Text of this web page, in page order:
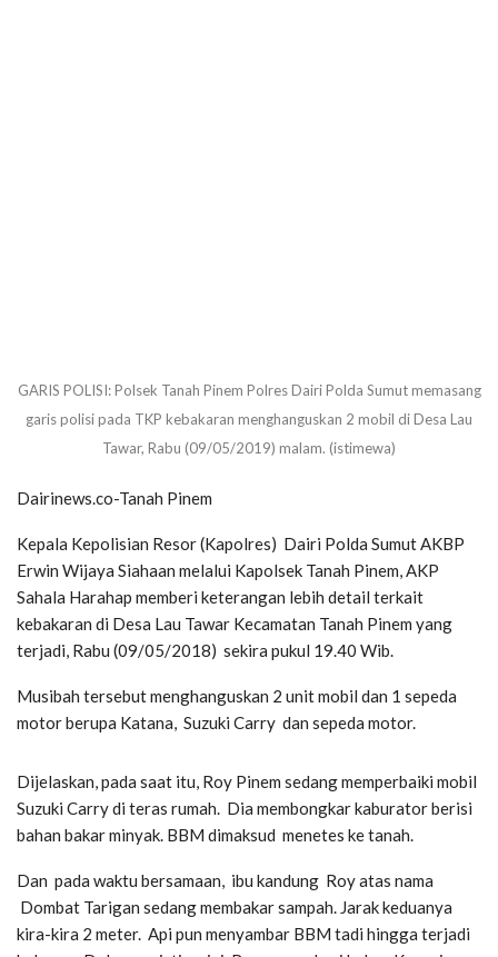
GARIS POLISI: Polsek Tanah Pinem Polres Dairi Polda Sumut memasang
garis polisi pada TKP kebakaran menghanguskan 2 mobil di Desa Lau
Tawar, Rabu (09/05/2019) malam. (istimewa)
Dairinews.co-Tanah Pinem
Kepala Kepolisian Resor (Kapolres) Dairi Polda Sumut AKBP
Erwin Wijaya Siahaan melalui Kapolsek Tanah Pinem, AKP
Sahala Harahap memberi keterangan lebih detail terkait
kebakaran di Desa Lau Tawar Kecamatan Tanah Pinem yang
terjadi, Rabu (09/05/2018) sekira pukul 19.40 Wib.
Musibah tersebut menghanguskan 2 unit mobil dan 1 sepeda
motor berupa Katana, Suzuki Carry dan sepeda motor.
Dijelaskan, pada saat itu, Roy Pinem sedang memperbaiki mobil
Suzuki Carry di teras rumah. Dia membongkar kaburator berisi
bahan bakar minyak. BBM dimaksud menetes ke tanah.
Dan pada waktu bersamaan, ibu kandung Roy atas nama
Dombat Tarigan sedang membakar sampah. Jarak keduanya
kira-kira 2 meter. Api pun menyambar BBM tadi hingga terjadi